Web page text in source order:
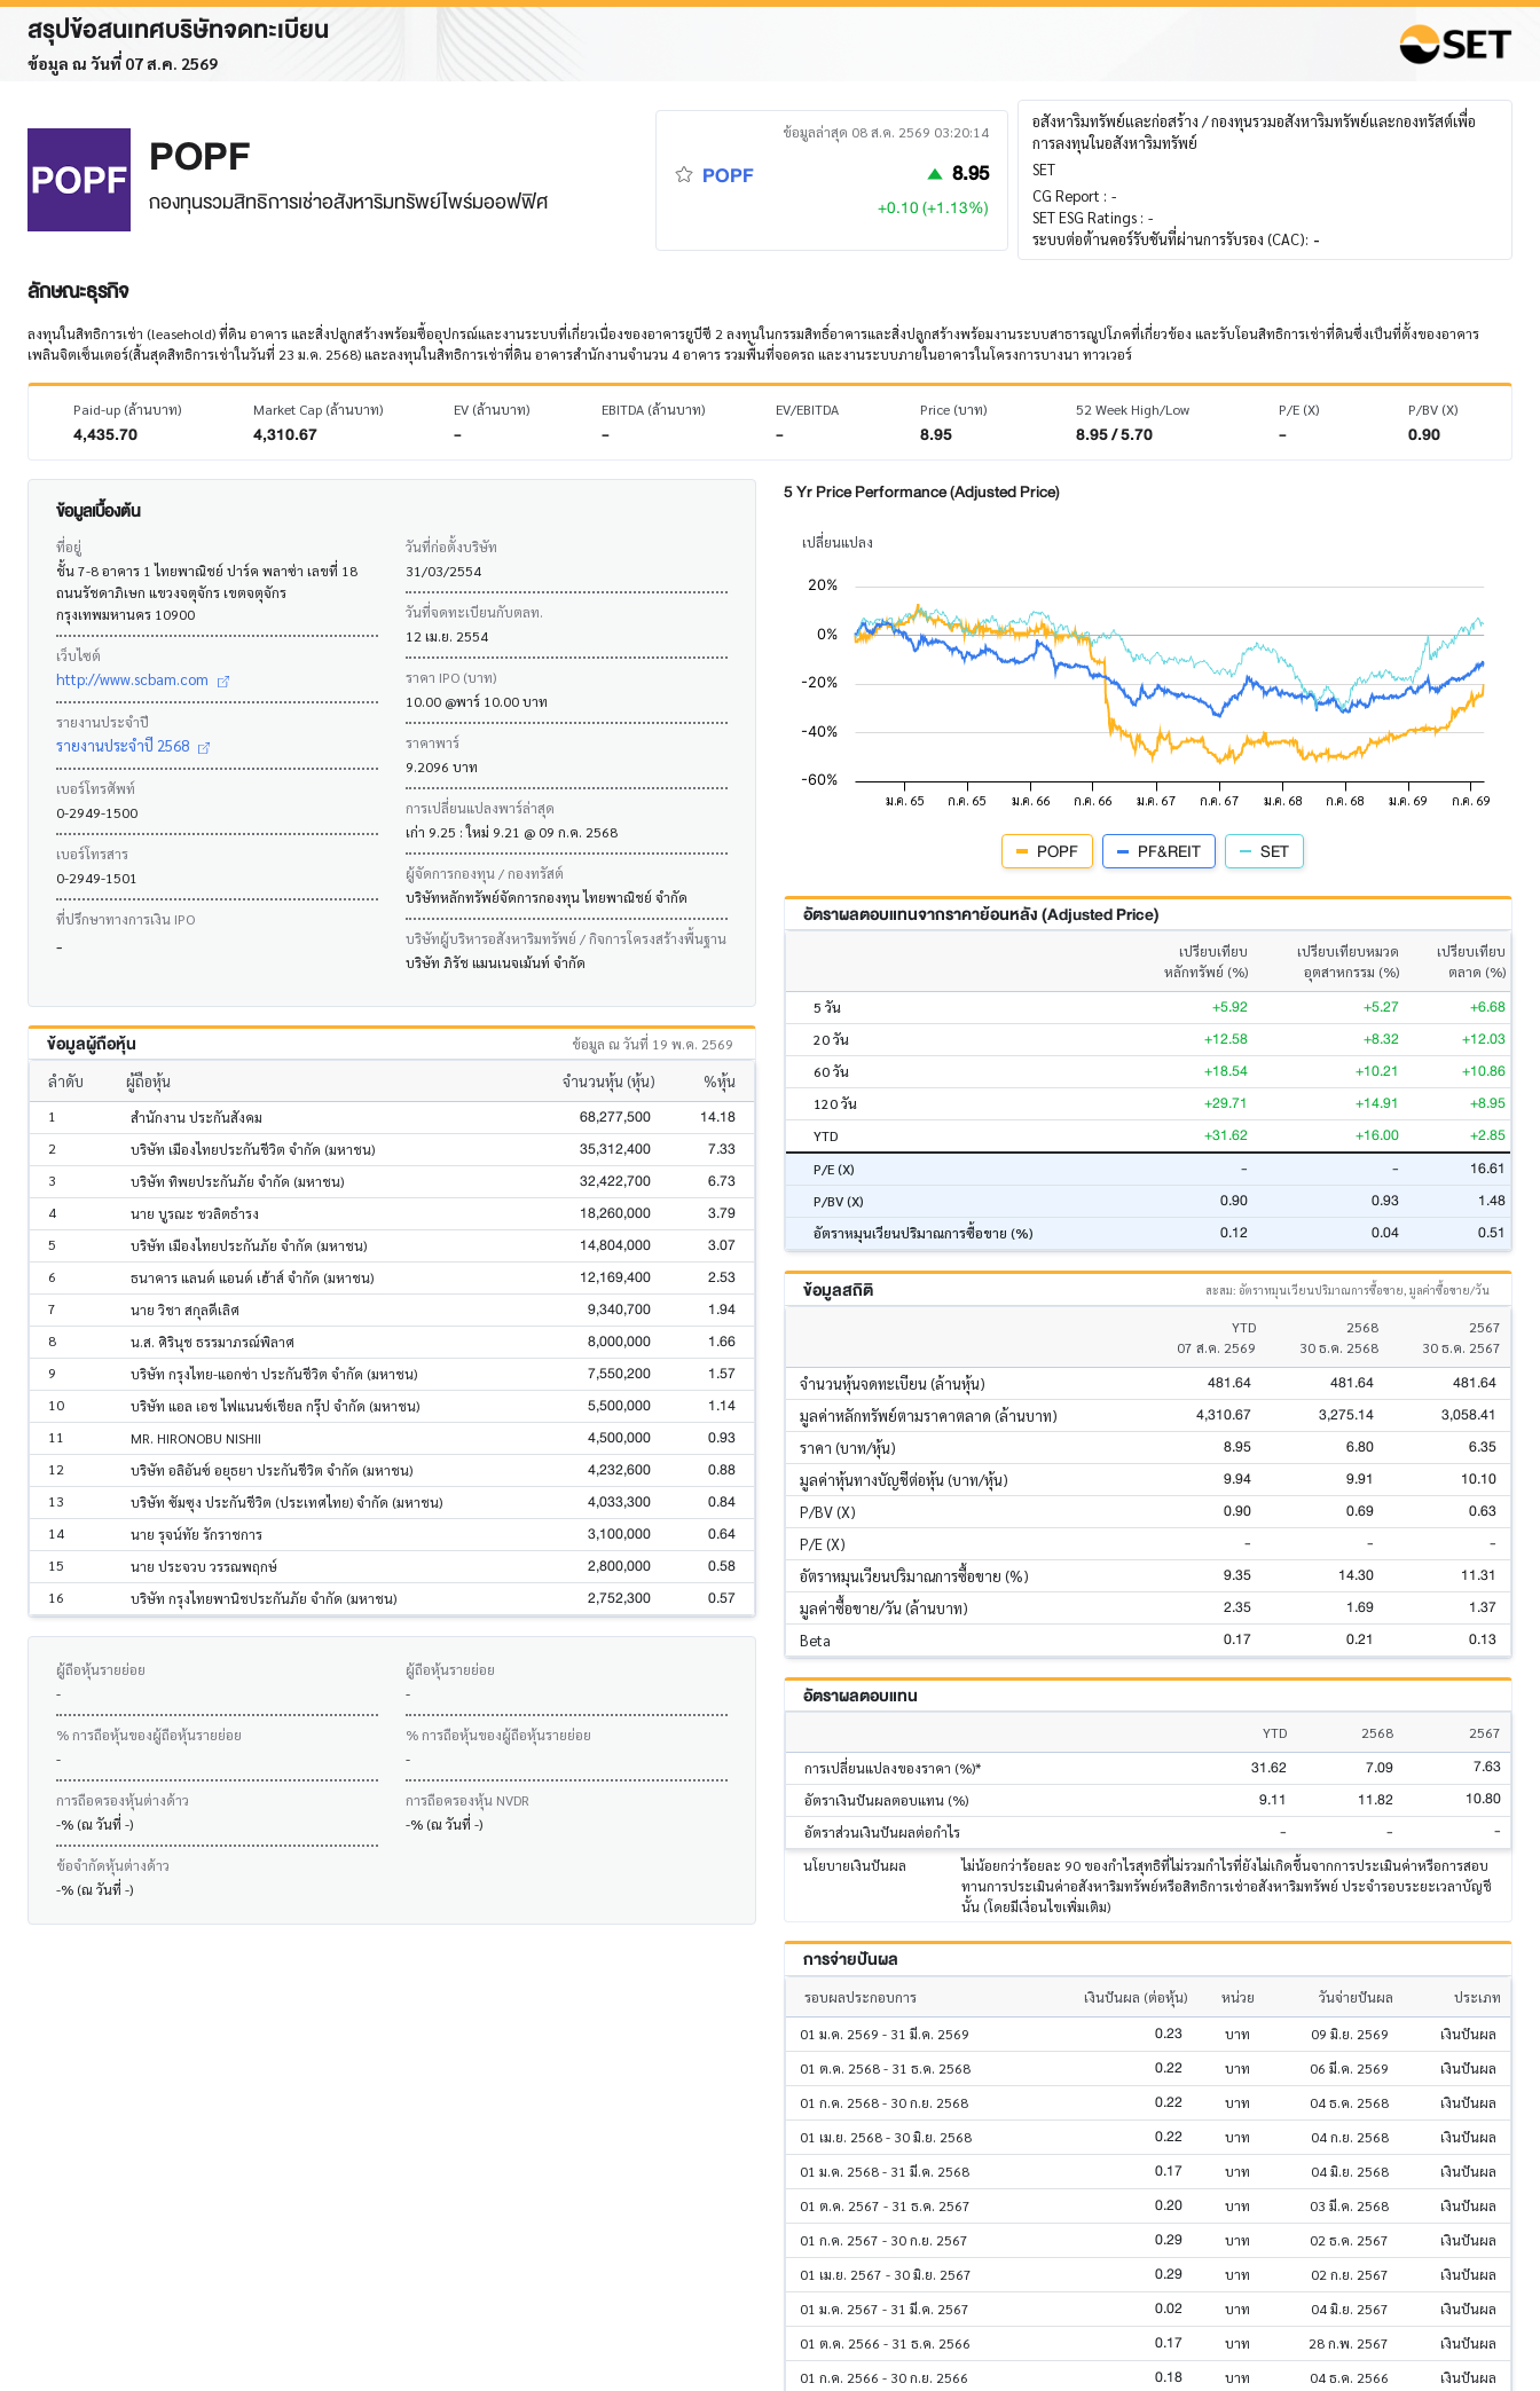
สรุปข้อสนเทศบริษัทจดทะเบียน
ข้อมูล ณ วันที่ 07 ส.ค. 2569
POPF
กองทุนรวมสิทธิการเช่าอสังหาริมทรัพย์ไพร์มออฟฟิศ
ข้อมูลล่าสุด 08 ส.ค. 2569 03:20:14
POPF 8.95
+0.10 (+1.13%)
อสังหาริมทรัพย์และก่อสร้าง / กองทุนรวมอสังหาริมทรัพย์และกองทรัสต์เพื่อ
การลงทุนในอสังหาริมทรัพย์
SET
CG Report : -
SET ESG Ratings : -
ระบบต่อต้านคอร์รับชันที่ผ่านการรับรอง (CAC): -
ลักษณะธุรกิจ
ลงทุนในสิทธิการเช่า (leasehold) ที่ดิน อาคาร และสิ่งปลูกสร้างพร้อมซื้ออุปกรณ์และงานระบบที่เกี่ยวเนื่องของอาคารยูบีซี 2 ลงทุนในกรรมสิทธิ์อาคารและสิ่งปลูกสร้างพร้อมงานระบบสาธารณูปโภคที่เกี่ยวข้อง และรับโอนสิทธิการเช่าที่ดินซึ่งเป็นที่ตั้งของอาคาร
เพลินจิตเซ็นเตอร์(สิ้นสุดสิทธิการเช่าในวันที่ 23 ม.ค. 2568) และลงทุนในสิทธิการเช่าที่ดิน อาคารสำนักงานจำนวน 4 อาคาร รวมพื้นที่จอดรถ และงานระบบภายในอาคารในโครงการบางนา ทาวเวอร์
Paid-up (ล้านบาท)
4,435.70
Market Cap (ล้านบาท)
4,310.67
EV (ล้านบาท)
-
EBITDA (ล้านบาท)
-
EV/EBITDA
-
Price (บาท)
8.95
52 Week High/Low
8.95 / 5.70
P/E (X)
-
P/BV (X)
0.90
ข้อมูลเบื้องต้น
ที่อยู่
ชั้น 7-8 อาคาร 1 ไทยพาณิชย์ ปาร์ค พลาซ่า เลขที่ 18
ถนนรัชดาภิเษก แขวงจตุจักร เขตจตุจักร
กรุงเทพมหานคร 10900
เว็บไซต์
http://www.scbam.com
รายงานประจำปี
รายงานประจำปี 2568
เบอร์โทรศัพท์
0-2949-1500
เบอร์โทรสาร
0-2949-1501
ที่ปรึกษาทางการเงิน IPO
-
วันที่ก่อตั้งบริษัท
31/03/2554
วันที่จดทะเบียนกับตลท.
12 เม.ย. 2554
ราคา IPO (บาท)
10.00 @พาร์ 10.00 บาท
ราคาพาร์
9.2096 บาท
การเปลี่ยนแปลงพาร์ล่าสุด
เก่า 9.25 : ใหม่ 9.21 @ 09 ก.ค. 2568
ผู้จัดการกองทุน / กองทรัสต์
บริษัทหลักทรัพย์จัดการกองทุน ไทยพาณิชย์ จำกัด
บริษัทผู้บริหารอสังหาริมทรัพย์ / กิจการโครงสร้างพื้นฐาน
บริษัท ภิรัช แมนเนจเม้นท์ จำกัด
ข้อมูลผู้ถือหุ้น ข้อมูล ณ วันที่ 19 พ.ค. 2569
ลำดับ ผู้ถือหุ้น จำนวนหุ้น (หุ้น) %หุ้น
1 สำนักงาน ประกันสังคม 68,277,500 14.18
2 บริษัท เมืองไทยประกันชีวิต จำกัด (มหาชน) 35,312,400 7.33
3 บริษัท ทิพยประกันภัย จำกัด (มหาชน) 32,422,700 6.73
4 นาย บูรณะ ชวลิตธำรง 18,260,000 3.79
5 บริษัท เมืองไทยประกันภัย จำกัด (มหาชน) 14,804,000 3.07
6 ธนาคาร แลนด์ แอนด์ เฮ้าส์ จำกัด (มหาชน) 12,169,400 2.53
7 นาย วิชา สกุลดีเลิศ 9,340,700 1.94
8 น.ส. ศิรินุช ธรรมาภรณ์พิลาศ 8,000,000 1.66
9 บริษัท กรุงไทย-แอกซ่า ประกันชีวิต จำกัด (มหาชน) 7,550,200 1.57
10 บริษัท แอล เอช ไฟแนนซ์เชียล กรุ๊ป จำกัด (มหาชน) 5,500,000 1.14
11 MR. HIRONOBU NISHII 4,500,000 0.93
12 บริษัท อลิอันซ์ อยุธยา ประกันชีวิต จำกัด (มหาชน) 4,232,600 0.88
13 บริษัท ซัมซุง ประกันชีวิต (ประเทศไทย) จำกัด (มหาชน) 4,033,300 0.84
14 นาย รุจน์ทัย รักราชการ 3,100,000 0.64
15 นาย ประจวบ วรรณพฤกษ์ 2,800,000 0.58
16 บริษัท กรุงไทยพานิชประกันภัย จำกัด (มหาชน) 2,752,300 0.57
ผู้ถือหุ้นรายย่อย
-
% การถือหุ้นของผู้ถือหุ้นรายย่อย
-
การถือครองหุ้นต่างด้าว
-% (ณ วันที่ -)
ข้อจำกัดหุ้นต่างด้าว
-% (ณ วันที่ -)
ผู้ถือหุ้นรายย่อย
-
% การถือหุ้นของผู้ถือหุ้นรายย่อย
-
การถือครองหุ้น NVDR
-% (ณ วันที่ -)
5 Yr Price Performance (Adjusted Price)
เปลี่ยนแปลง
POPF PF&REIT SET
อัตราผลตอบแทนจากราคาย้อนหลัง (Adjusted Price)
เปรียบเทียบ
หลักทรัพย์ (%)
เปรียบเทียบหมวด
อุตสาหกรรม (%)
เปรียบเทียบ
ตลาด (%)
5 วัน
+5.92 +5.27 +6.68
20 วัน +12.58 +8.32 +12.03
60 วัน +18.54 +10.21 +10.86
120 วัน +29.71 +14.91 +8.95
YTD +31.62 +16.00 +2.85
P/E (X) - - 16.61
P/BV (X) 0.90 0.93 1.48
อัตราหมุนเวียนปริมาณการซื้อขาย (%) 0.12 0.04 0.51
ข้อมูลสถิติ สะสม: อัตราหมุนเวียนปริมาณการซื้อขาย, มูลค่าซื้อขาย/วัน
YTD
07 ส.ค. 2569
2568
30 ธ.ค. 2568
2567
30 ธ.ค. 2567
จำนวนหุ้นจดทะเบียน (ล้านหุ้น) 481.64 481.64 481.64
มูลค่าหลักทรัพย์ตามราคาตลาด (ล้านบาท) 4,310.67 3,275.14 3,058.41
ราคา (บาท/หุ้น) 8.95 6.80 6.35
มูลค่าหุ้นทางบัญชีต่อหุ้น (บาท/หุ้น) 9.94 9.91 10.10
P/BV (X) 0.90 0.69 0.63
P/E (X) - - -
อัตราหมุนเวียนปริมาณการซื้อขาย (%) 9.35 14.30 11.31
มูลค่าซื้อขาย/วัน (ล้านบาท) 2.35 1.69 1.37
Beta 0.17 0.21 0.13
อัตราผลตอบแทน
YTD 2568
2567
การเปลี่ยนแปลงของราคา (%)*
31.62 7.09 7.63
อัตราเงินปันผลตอบแทน (%) 9.11 11.82 10.80
อัตราส่วนเงินปันผลต่อกำไร - - -
นโยบายเงินปันผล
ไม่น้อยกว่าร้อยละ 90 ของกำไรสุทธิที่ไม่รวมกำไรที่ยังไม่เกิดขึ้นจากการประเมินค่าหรือการสอบ
ทานการประเมินค่าอสังหาริมทรัพย์หรือสิทธิการเช่าอสังหาริมทรัพย์ ประจำรอบระยะเวลาบัญชี
นั้น (โดยมีเงื่อนไขเพิ่มเติม)
การจ่ายปันผล
รอบผลประกอบการ เงินปันผล (ต่อหุ้น) หน่วย วันจ่ายปันผล
ประเภท
01 ม.ค. 2569 - 31 มี.ค. 2569
0.23 บาท 09 มิ.ย. 2569
เงินปันผล
01 ต.ค. 2568 - 31 ธ.ค. 2568
0.22 บาท 06 มี.ค. 2569
เงินปันผล
01 ก.ค. 2568 - 30 ก.ย. 2568
0.22 บาท 04 ธ.ค. 2568
เงินปันผล
01 เม.ย. 2568 - 30 มิ.ย. 2568
0.22 บาท 04 ก.ย. 2568
เงินปันผล
01 ม.ค. 2568 - 31 มี.ค. 2568
0.17 บาท 04 มิ.ย. 2568
เงินปันผล
01 ต.ค. 2567 - 31 ธ.ค. 2567
0.20 บาท 03 มี.ค. 2568
เงินปันผล
01 ก.ค. 2567 - 30 ก.ย. 2567
0.29 บาท 02 ธ.ค. 2567
เงินปันผล
01 เม.ย. 2567 - 30 มิ.ย. 2567
0.29 บาท 02 ก.ย. 2567
เงินปันผล
01 ม.ค. 2567 - 31 มี.ค. 2567
0.02 บาท 04 มิ.ย. 2567
เงินปันผล
01 ต.ค. 2566 - 31 ธ.ค. 2566
0.17 บาท 28 ก.พ. 2567
เงินปันผล
01 ก.ค. 2566 - 30 ก.ย. 2566
0.18 บาท 04 ธ.ค. 2566
เงินปันผล